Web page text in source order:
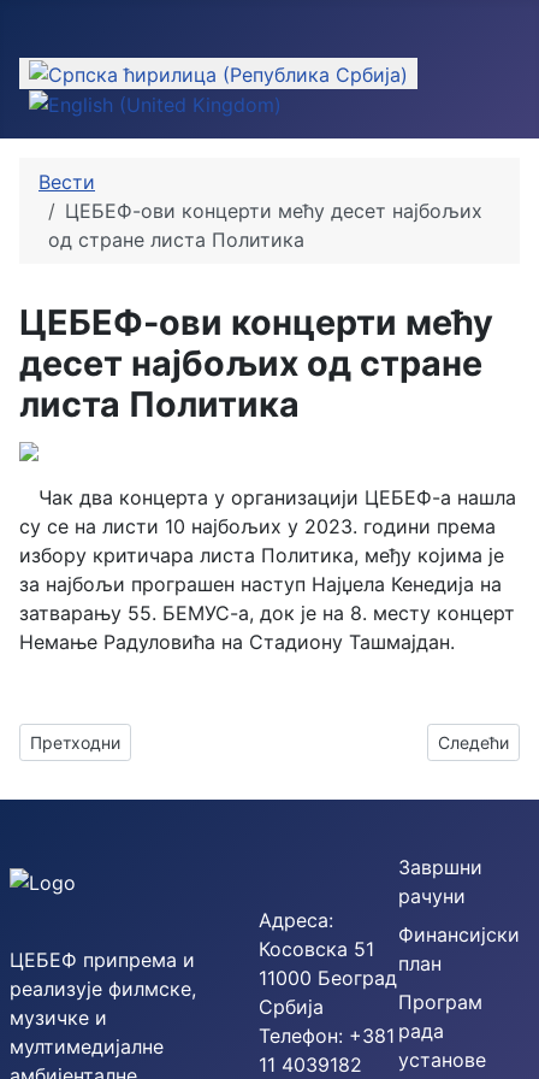
Изаберите ваш језик
Вести
ЦЕБЕФ-ови концерти мећу десет најбољих
од стране листа Политика
ЦЕБЕФ-ови концерти мећу
десет најбољих од стране
листа Политика
Чак два концерта у организацији ЦЕБЕФ-а нашла
су се на листи 10 најбољих у 2023. години према
избору критичара листа Политика, међу којима је
за најбољи програшен наступ Најџела Кенедија на
затварању 55. БЕМУС-а, док је на 8. месту концерт
Немање Радуловића на Стадиону Ташмајдан.
Претходни чланак: Обележен Међународни дан сећања на
Претходни Следећи
Следећи
ЦЕБЕФ припрема и
реализује филмске,
музичке и
мултимедијалне
Адреса:
Косовска 51
11000 Београд
Србија
Телефон: +381
11 4039182
Завршни
рачуни
Финансијски
план
Програм
рада
установе